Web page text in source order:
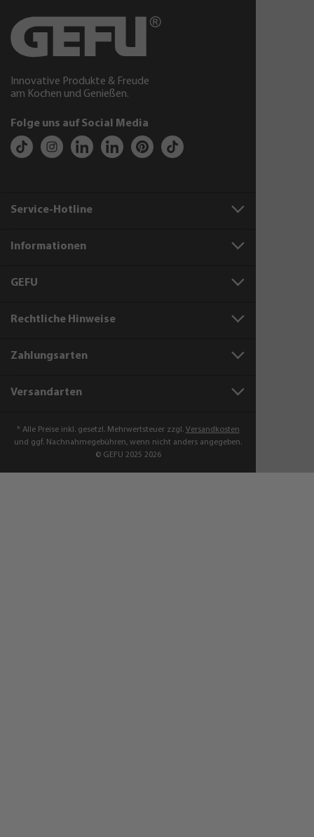
Innovative Produkte & Freude
am Kochen und Genießen.
Folge uns auf Social Media
Service-Hotline
Informationen
GEFU
Rechtliche Hinweise
Zahlungsarten
Versandarten
* Alle Preise inkl. gesetzl. Mehrwertsteuer zzgl. Versandkosten
und ggf. Nachnahmegebühren, wenn nicht anders angegeben.
© GEFU 2025 2026